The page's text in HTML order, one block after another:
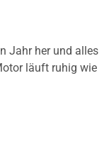
Jahr her und alles
läuft ruhig wie